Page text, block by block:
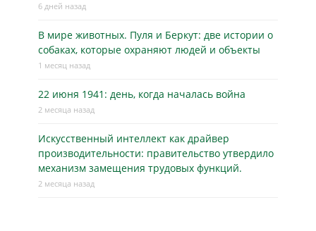
6 дней назад
В мире животных. Пуля и Беркут: две истории о
собаках, которые охраняют людей и объекты
1 месяц назад
22 июня 1941: день, когда началась война
2 месяца назад
Искусственный интеллект как драйвер
производительности: правительство утвердило
механизм замещения трудовых функций.
2 месяца назад